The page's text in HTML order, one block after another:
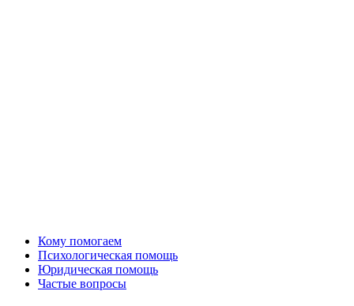
Кому помогаем
Психологическая помощь
Юридическая помощь
Частые вопросы